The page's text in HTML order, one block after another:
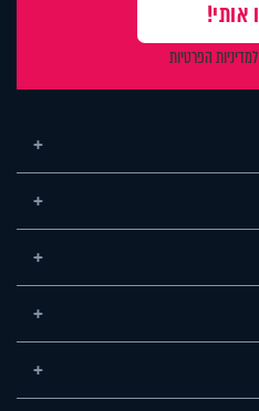
למדיניות הפרטיות